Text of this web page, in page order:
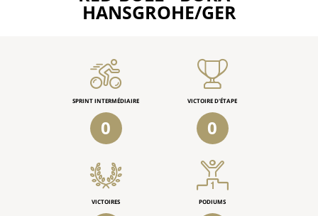
HANSGROHE/GER
SPRINT INTERMÉDIAIRE
0
VICTOIRE D'ÉTAPE
0
VICTOIRES PODIUMS